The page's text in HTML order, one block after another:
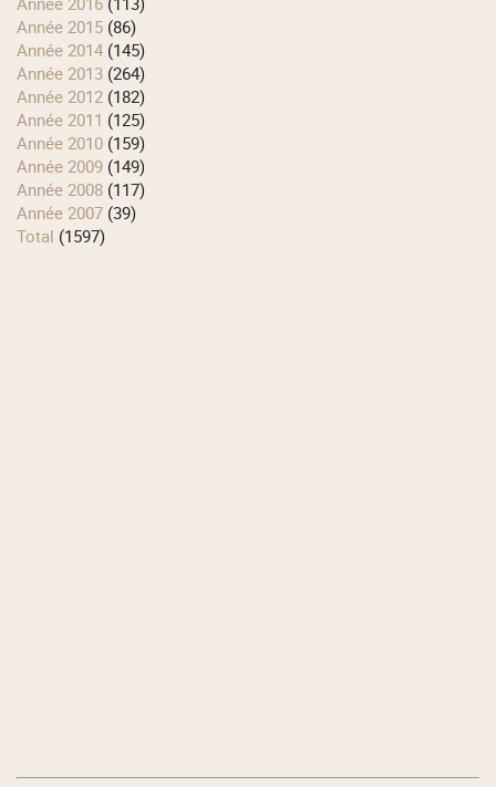
année 2015 (86)
année 2014 (145)
année 2013 (264)
année 2012 (182)
année 2011 (125)
année 2010 (159)
année 2009 (149)
année 2008 (117)
année 2007 (39)
total (1597)